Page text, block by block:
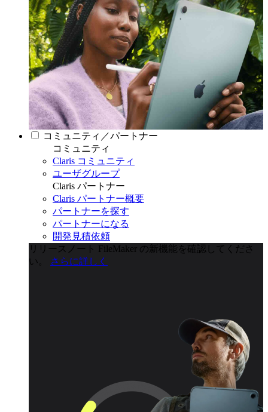
コミュニティ／パートナー
コミュニティ
Claris コミュニティ
ユーザグループ
Claris パートナー
Claris パートナー概要
パートナーを探す
パートナーになる
開発見積依頼
リリースノート
FileMaker の新機能を確認してくださ
い。
さらに詳しく